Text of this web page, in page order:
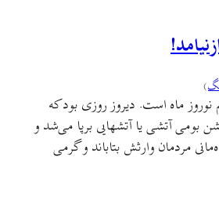
)
ماه است. دیروز روزی بود که
بومی آتشی یا آتشهایی برپا می‌شد و
مردمان وارثش بتاباند و گرمی
فراکشد که مستحقش هستیم یا دستکم